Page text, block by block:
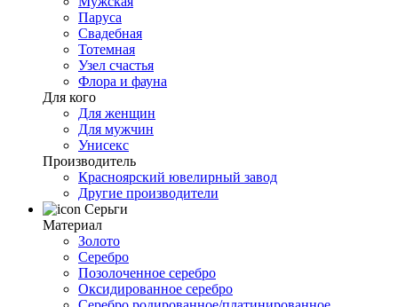
Паруса
Свадебная
Тотемная
Узел счастья
Флора и фауна
Для кого
Для женщин
Для мужчин
Унисекс
Производитель
Красноярский ювелирный завод
Другие производители
Серьги
Материал
Золото
Серебро
Позолоченное серебро
Оксидированное серебро